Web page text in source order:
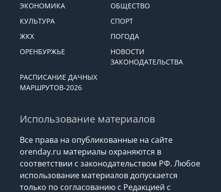
ЭКОНОМИКА
ОБЩЕСТВО
КУЛЬТУРА
СПОРТ
ЖКХ
ПОГОДА
ОРЕНБУРЖЬЕ
НОВОСТИ
ЗАКОНОДАТЕЛЬСТВА
РАСПИСАНИЕ ДАЧНЫХ
МАРШРУТОВ-2026
Использование материалов
Все права на опубликованные на сайте
orenday.ru материалы охраняются в
соответствии с законодательством РФ. Любое
использование материалов допускается
только по согласованию с Редакцией с